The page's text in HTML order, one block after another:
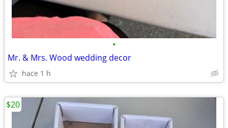
•
Mr. & Mrs. Wood wedding decor
hace 1 h
$20